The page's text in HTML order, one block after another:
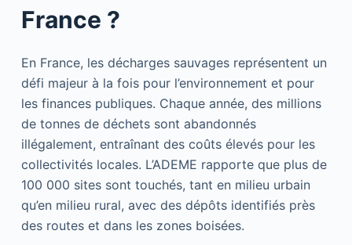
France ?
En France, les décharges sauvages représentent un
défi majeur à la fois pour l’environnement et pour
les finances publiques. Chaque année, des millions
de tonnes de déchets sont abandonnés
illégalement, entraînant des coûts élevés pour les
collectivités locales. L’ADEME rapporte que plus de
100 000 sites sont touchés, tant en milieu urbain
qu’en milieu rural, avec des dépôts identifiés près
des routes et dans les zones boisées.